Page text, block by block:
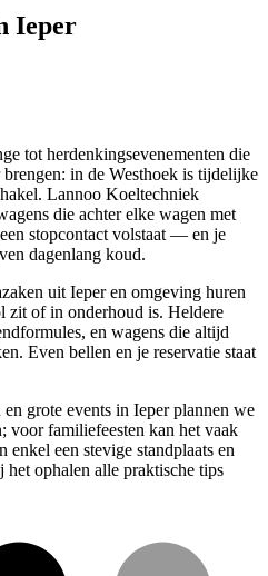
Ieper
tot herdenkingsevenementen die
in de Westhoek is tijdelijke
Lannoo Koeltechniek
die achter elke wagen met
stopcontact volstaat — en je
dagenlang koud.
uit Ieper en omgeving huren
zit of in onderhoud is. Heldere
en wagens die altijd
Even bellen en je reservatie staat
grote events in Ieper plannen we
voor familiefeesten kan het vaak
een stevige standplaats en
ophalen alle praktische tips